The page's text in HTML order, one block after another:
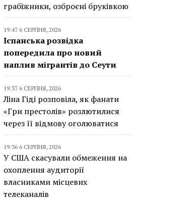
грабіжники, озброєні бруківкою
19:47 6 СЕРПНЯ, 2026
Іспанська розвідка
попередила про новий
наплив мігрантів до Сеути
19:37 6 СЕРПНЯ, 2026
Ліна Гіді розповіла, як фанати
«Гри престолів» розлютилися
через її відмову оголюватися
19:36 6 СЕРПНЯ, 2026
У США скасували обмеження на
охоплення аудиторії
власниками місцевих
телеканалів